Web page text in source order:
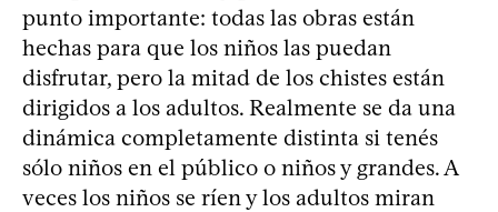
punto importante: todas las obras están
hechas para que los niños las puedan
disfrutar, pero la mitad de los chistes están
dirigidos a los adultos. Realmente se da una
dinámica completamente distinta si tenés
sólo niños en el público o niños y grandes. A
veces los niños se ríen y los adultos miran